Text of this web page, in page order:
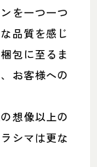
を一つ一つ
品質を感じ
包に至るま
お客様への
想像以上の
シマは更な